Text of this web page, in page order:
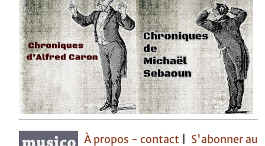
À propos - contact
S'abonner au